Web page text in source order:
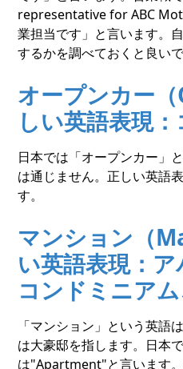
representative for ABC
業担当です」と言います。
するかを調べておくと良いで
オープンカー
しい英語表現
日本では「オープンカー」
は通じません。正しい英語
す。
マンション（
い英語表現：ア
コンドミニア
「マンション」という英語
は大豪邸を指します。日本
は"Apartment"と言います